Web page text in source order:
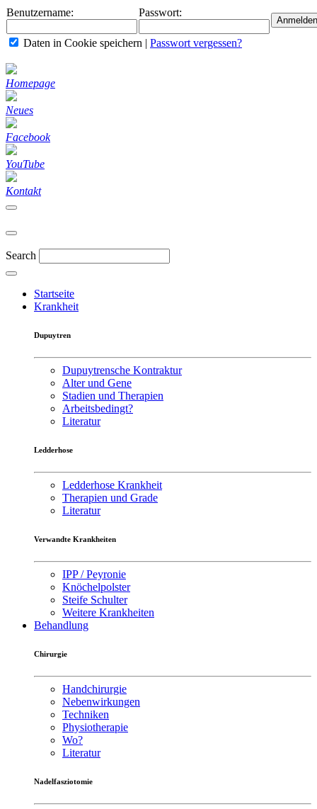
Benutzername: Passwort:
Daten in Cookie speichern | Passwort vergessen?
Homepage
Neues
Facebook
YouTube
Kontakt
Search
Startseite
Krankheit
Dupuytren
Dupuytrensche Kontraktur
Alter und Gene
Stadien und Therapien
Arbeitsbedingt?
Literatur
Ledderhose
Ledderhose Krankheit
Therapien und Grade
Literatur
Verwandte Krankheiten
IPP / Peyronie
Knöchelpolster
Steife Schulter
Weitere Krankheiten
Behandlung
Chirurgie
Handchirurgie
Nebenwirkungen
Techniken
Physiotherapie
Wo?
Literatur
Nadelfasziotomie